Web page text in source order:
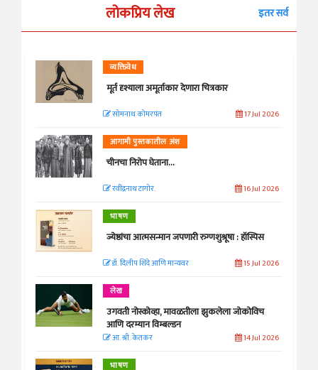
लोकप्रिय लेख इतर सर्व
व्यक्तिवेध
मूर्त दृश्याला अमूर्ताकार देणारा चित्रकार
सोमनाथ कोमरपंत 17 Jul 2026
आगामी पुस्तकातील अंश
चीनचा निरोप घेताना...
रवींद्रनाथ टागोर. 16 Jul 2026
भाषण
ज्येष्ठांचा आत्मसन्मान जपणारी रुग्णशुश्रूषा : हॉस्पिस
डॉ. दिलीप शिंदे आणि मान्यवर 15 Jul 2026
लेख
उगवती नोस्कोव्हा, मावळतीला झुकलेला जोकोविच
आणि दरम्यान विम्बल्डन
आ. श्री. केतकर 14 Jul 2026
भाषण